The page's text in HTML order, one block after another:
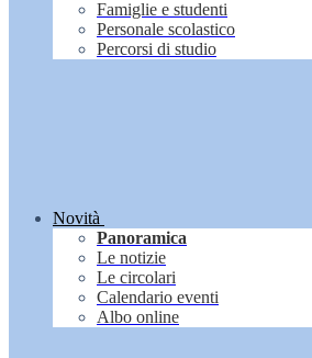
Famiglie e studenti
Personale scolastico
Percorsi di studio
Novità
Panoramica
Le notizie
Le circolari
Calendario eventi
Albo online